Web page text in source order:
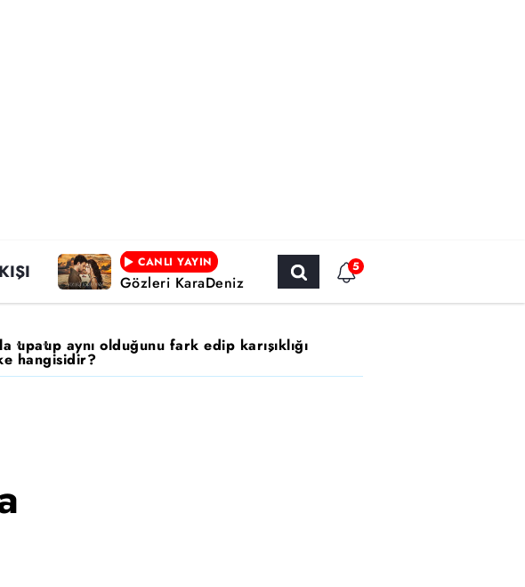
CANLI YAYIN
Gözleri KaraDeniz
5
aynı olduğunu fark edip karışıklığı
hangisidir?